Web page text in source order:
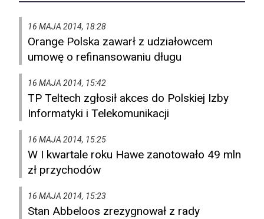
16 MAJA 2014, 18:28
Orange Polska zawarł z udziałowcem
umowę o refinansowaniu długu
16 MAJA 2014, 15:42
TP Teltech zgłosił akces do Polskiej Izby
Informatyki i Telekomunikacji
16 MAJA 2014, 15:25
W I kwartale roku Hawe zanotowało 49 mln
zł przychodów
16 MAJA 2014, 15:23
Stan Abbeloos zrezygnował z rady